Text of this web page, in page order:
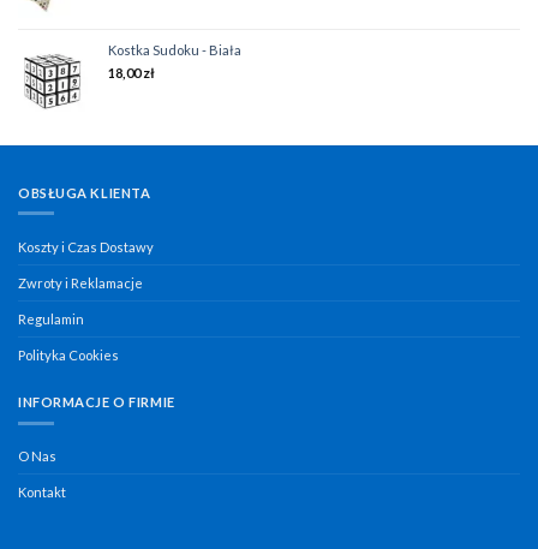
Kostka Sudoku - Biała
18,00zł
OBSŁUGA KLIENTA
Koszty i Czas Dostawy
Zwroty i Reklamacje
Regulamin
Polityka Cookies
INFORMACJE O FIRMIE
O Nas
Kontakt